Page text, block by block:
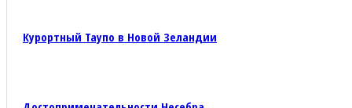
Курортный Таупо в Новой Зеландии